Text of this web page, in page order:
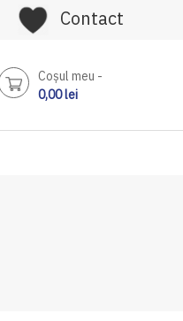
Contact
Coşul meu
0,00 lei